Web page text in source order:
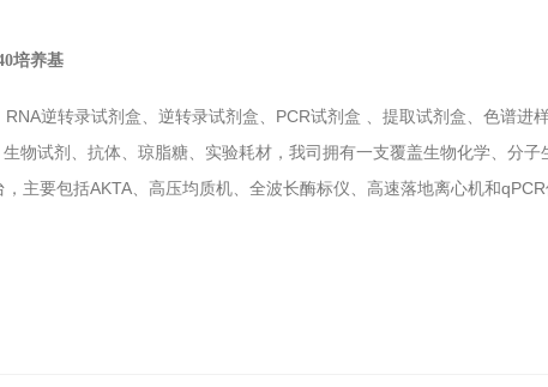
培养基
逆转录试剂盒、逆转录试剂盒、PCR试剂盒 、提取试剂盒、色谱进
物试剂、抗体、琼脂糖、实验耗材，我司拥有一支覆盖生物化学、分
主要包括AKTA、高压均质机、全波长酶标仪、高速落地离心机和qPCR